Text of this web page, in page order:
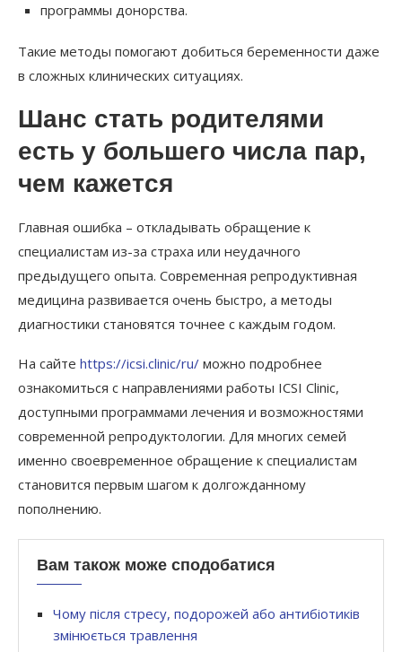
программы донорства.
Такие методы помогают добиться беременности даже
в сложных клинических ситуациях.
Шанс стать родителями
есть у большего числа пар,
чем кажется
Главная ошибка – откладывать обращение к
специалистам из-за страха или неудачного
предыдущего опыта. Современная репродуктивная
медицина развивается очень быстро, а методы
диагностики становятся точнее с каждым годом.
На сайте https://icsi.clinic/ru/ можно подробнее
ознакомиться с направлениями работы ICSI Clinic,
доступными программами лечения и возможностями
современной репродуктологии. Для многих семей
именно своевременное обращение к специалистам
становится первым шагом к долгожданному
пополнению.
Вам також може сподобатися
Чому після стресу, подорожей або антибіотиків
змінюється травлення